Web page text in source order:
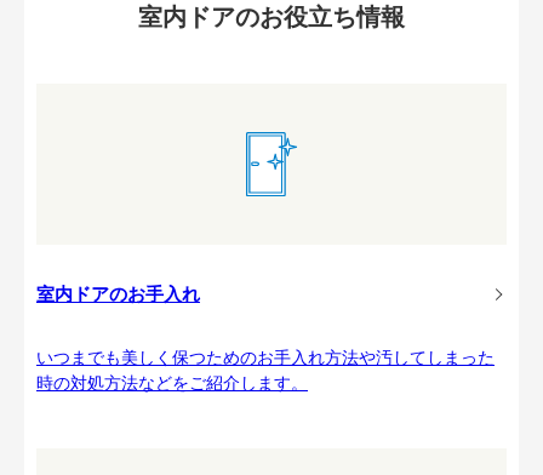
室内ドアのお役立ち情報
室内ドアのお手入れ
いつまでも美しく保つためのお手入れ方法や汚してしまった
時の対処方法などをご紹介します。